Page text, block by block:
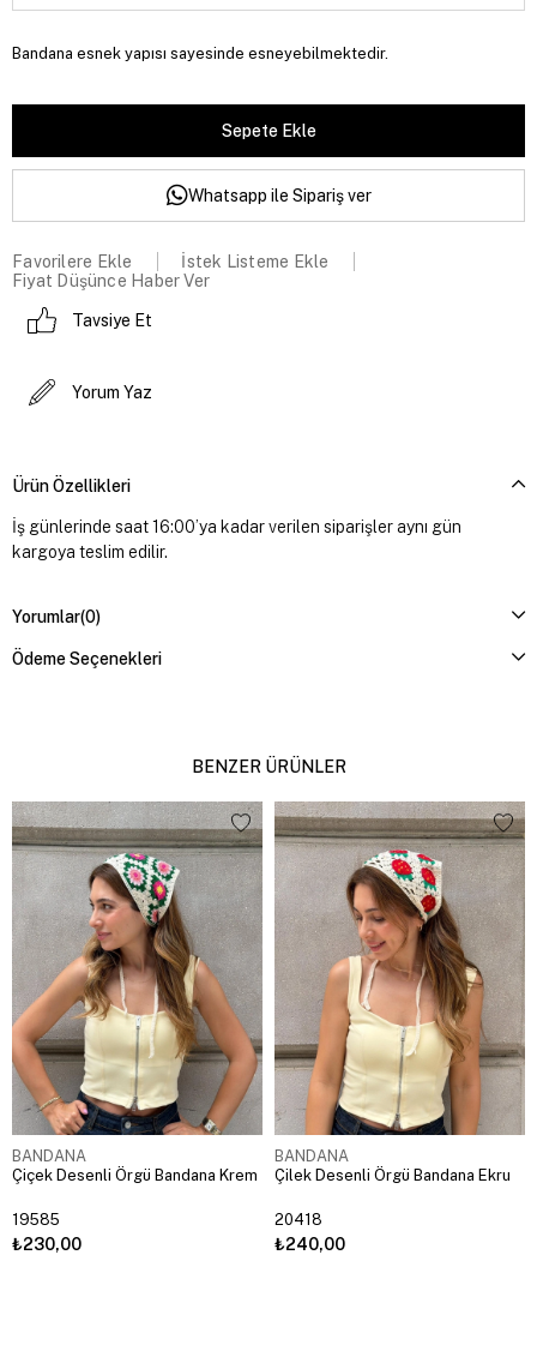
Bandana esnek yapısı sayesinde esneyebilmektedir.
Whatsapp ile Sipariş ver
Favorilere Ekle
İstek Listeme Ekle
Fiyat Düşünce Haber Ver
Tavsiye Et
Yorum Yaz
Ürün Özellikleri
İş günlerinde saat 16:00’ya kadar verilen siparişler aynı gün
kargoya teslim edilir.
Yorumlar(0)
Ödeme Seçenekleri
BENZER ÜRÜNLER
BANDANA
Çiçek Desenli Örgü Bandana Krem
19585
₺230,00
BANDANA
Çilek Desenli Örgü Bandana Ekru
20418
₺240,00